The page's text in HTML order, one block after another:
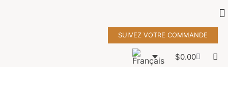
SUIVEZ VOTRE COMMANDE
$0.00